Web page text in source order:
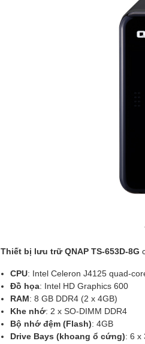
Thiết bị lưu trữ QNAP TS-653D-8G
CPU: Intel Celeron J4125 quad-
Đồ họa: Intel HD Graphics 600
RAM: 8 GB DDR4 (2 x 4GB)
Khe nhớ: 2 x SO-DIMM DDR4
Bộ nhớ đệm (Flash): 4GB
Drive Bays (khoang ổ cứng): 6 x